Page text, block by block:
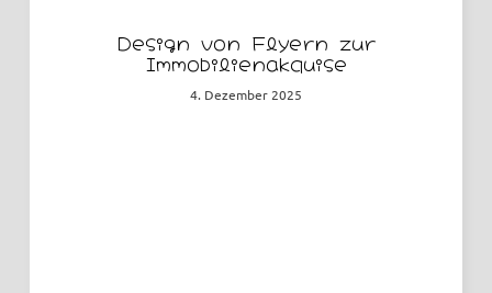
Webdesign der Landingpage
für Schadstoffuntersuchungen